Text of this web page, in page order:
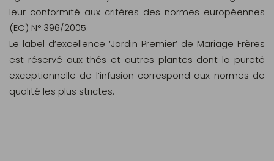
leur conformité aux critères des normes européennes
(EC) N° 396/2005.
Le label d’excellence ‘Jardin Premier’ de Mariage Frères
est réservé aux thés et autres plantes dont la pureté
exceptionnelle de l’infusion correspond aux normes de
qualité les plus strictes.